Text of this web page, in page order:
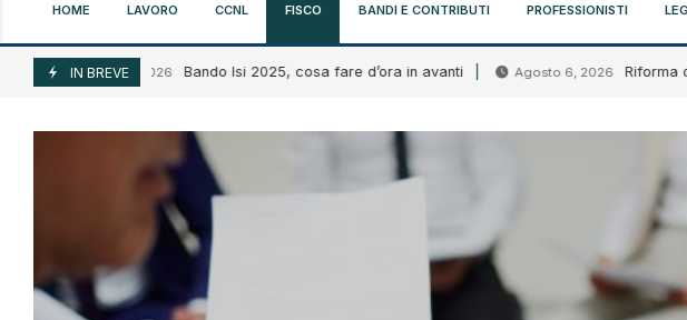
HOME LAVORO CCNL FISCO BANDI E CONTRIBUTI PROFESSIONISTI
IN BREVE
Agosto 6, 2026 Bando Isi 2025, cosa fare d’ora in avanti Agosto 6, 2026 Riforma della